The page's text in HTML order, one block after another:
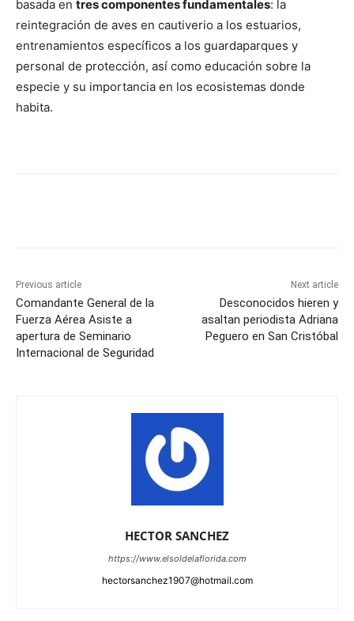
basada en tres componentes fundamentales: la
reintegración de aves en cautiverio a los estuarios,
entrenamientos específicos a los guardaparques y
personal de protección, así como educación sobre la
especie y su importancia en los ecosistemas donde
habita.
Previous article
Comandante General de la
Fuerza Aérea Asiste a
apertura de Seminario
Internacional de Seguridad
Next article
Desconocidos hieren y
asaltan periodista Adriana
Peguero en San Cristóbal
HECTOR SANCHEZ
https://www.elsoldelaflorida.com
hectorsanchez1907@hotmail.com